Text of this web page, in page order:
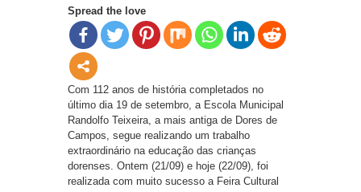
Spread the love
Com 112 anos de história completados no
último dia 19 de setembro, a Escola Municipal
Randolfo Teixeira, a mais antiga de Dores de
Campos, segue realizando um trabalho
extraordinário na educação das crianças
dorenses. Ontem (21/09) e hoje (22/09), foi
realizada com muito sucesso a Feira Cultural